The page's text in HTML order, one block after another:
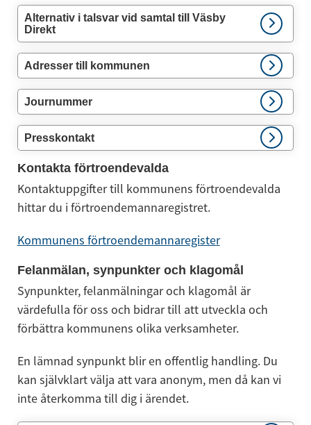
Alternativ i talsvar vid samtal till Väsby
Direkt
Adresser till kommunen
Journummer
Presskontakt
Kontakta förtroendevalda
Kontaktuppgifter till kommunens förtroendevalda
hittar du i förtroendemannaregistret.
Kommunens förtroendemannaregister
Felanmälan, synpunkter och klagomål
Synpunkter, felanmälningar och klagomål är
värdefulla för oss och bidrar till att utveckla och
förbättra kommunens olika verksamheter.
En lämnad synpunkt blir en offentlig handling. Du
kan självklart välja att vara anonym, men då kan vi
inte återkomma till dig i ärendet.